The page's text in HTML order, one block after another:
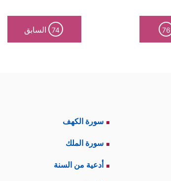
76
74 السابق
سورة الكهف
سورة الملك
أدعية من السنة